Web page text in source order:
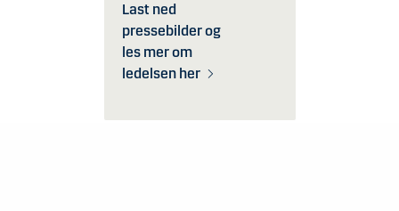
Last ned
pressebilder og
les mer om
ledelsen her